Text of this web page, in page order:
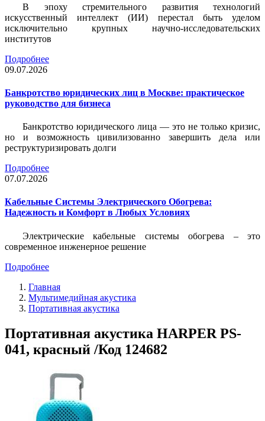
В эпоху стремительного развития технологий
искусственный интеллект (ИИ) перестал быть уделом
исключительно крупных научно-исследовательских
институтов
Подробнее
09.07.2026
Банкротство юридических лиц в Москве: практическое
руководство для бизнеса
Банкротство юридического лица — это не только кризис,
но и возможность цивилизованно завершить дела или
реструктуризировать долги
Подробнее
07.07.2026
Кабельные Системы Электрического Обогрева:
Надежность и Комфорт в Любых Условиях
Электрические кабельные системы обогрева – это
современное инженерное решение
Подробнее
Главная
Мультимедийная акустика
Портативная акустика
Портативная акустика HARPER PS-
041, красный /Код 124682